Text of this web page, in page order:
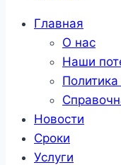
Главная
О нас
Наши
Новости
Сроки
Услуги